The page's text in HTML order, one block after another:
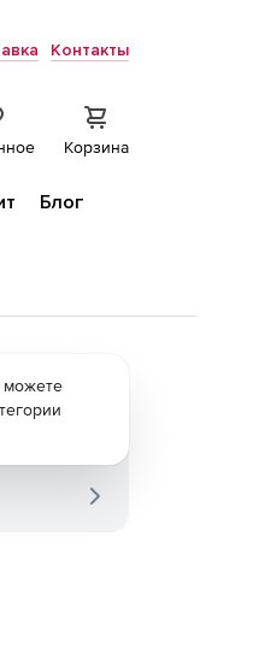
Контакты
Корзина
Блог
можете